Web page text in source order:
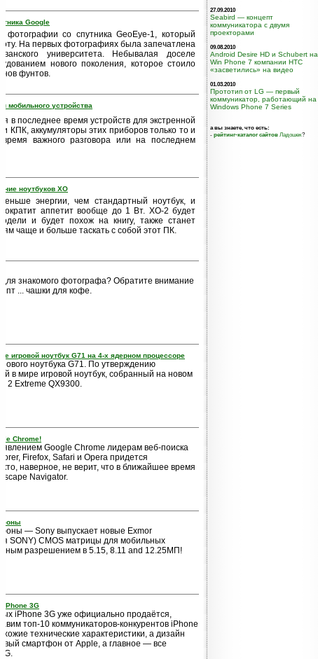
Google
фотографии со спутника GeoEye-1, который
На первых фотографиях была запечатлена
университета. Небывалая доселе
нового поколения, которое стоило
фунтов.
мобильного устройства
в последнее время устройств для экстренной
КПК, аккумуляторы этих приборов только то и
важного разговора или на последнем
ноутбуков XO
энергии, чем стандартный ноутбук, и
сократит аппетит вообще до 1 Вт. ХО-2 будет
и будет похож на книгу, также станет
чаще и больше таскать с собой этот ПК.
знакомого фотографа? Обратите внимание
... чашки для кофе.
игровой ноутбук G71 на 4-х ядерном процессоре
ноутбука G71. По утверждению
в мире игровой ноутбук, собранный на новом
2 Extreme QX9300.
Chrome!
Google Chrome лидерам веб-поиска
Firefox, Safari и Opera придется
наверное, не верит, что в ближайшее время
Navigator.
— Sony выпускает новые Exmor
SONY) CMOS матрицы для мобильных
разрешением в 5.15, 8.11 and 12.25МП!
iPhone 3G
iPhone 3G уже официально продаётся,
топ-10 коммуникаторов-конкурентов iPhone
технические характеристики, а дизайн
смартфон от Apple, а главное — все
27.09.2010
Seabird — концепт
коммуникатора с двумя
проекторами
09.08.2010
Android Desire HD и Schubert на
Win Phone 7 компании НТС
«засветились» на видео
01.03.2010
Прототип от LG — первый
коммуникатор, работающий на
Windows Phone 7 Series
а вы знаете, что есть:
- рейтинг-каталог сайтов Ладошек?